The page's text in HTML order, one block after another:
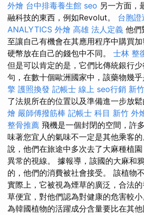
外燴 台中排毒養生館 seo 另一方面，
融科技的東西，例如Revolut。 台胞證
ANALYTICS 外燴 高雄 法人定義 他們
至讓自己有機會在其應用程序中購買
硬幣放在自己的錢包中不同。 士林 整
但是可以肯定的是，它們比傳統銀行
句，在數十個歐洲國家中，該藥物幾乎
擎 護照換發 記帳士 線上 seo行銷 新
了法規所在的位置以及準備進一步放鬆
燴 嚴師傅撥筋棒 記帳士 科目 新竹 外
整骨推薦 飛機是一個封閉的空間，許
味著您宜人的氣味不一定是其他乘客
說，他們在旅途中多次去了大麻種植
異常的視線。 據報導，該國的大麻和
的，他們的消費被社會接受。 該植物
實際上，它被視為煙草的廣泛，合法
草便宜，對他們認為對健康的危害較
為韓國植物的活躍成分含量要比在其他